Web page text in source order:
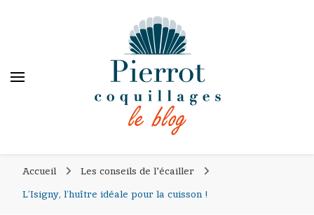
PIERROT COQUILLAGES
Accueil
Les conseils de l'écailler
L’Isigny, l’huître idéale pour la cuisson !